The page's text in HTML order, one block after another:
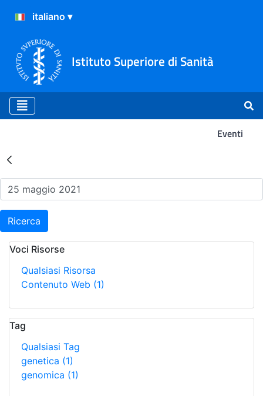
Istituto Superiore di Sanità
Eventi
Risultati della Ricerca -
Ricerca
Voci Risorse
Qualsiasi Risorsa
Contenuto Web (1)
Tag
Qualsiasi Tag
genetica (1)
genomica (1)